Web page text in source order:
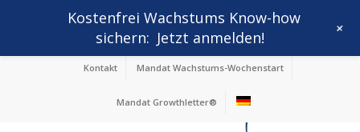
Kontakt Mandat Wachstums-Wochenstart
Mandat Growthletter®
Kostenfrei Wachstums Know-how
sichern: Jetzt anmelden! +